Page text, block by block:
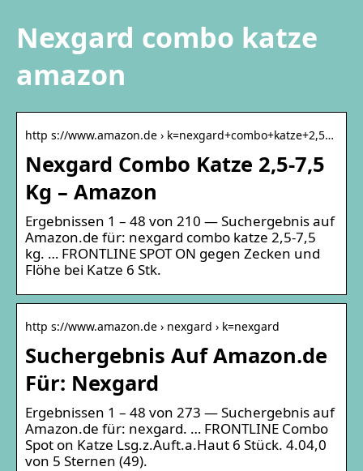
Nexgard combo katze
amazon
http s://www.amazon.de › k=nexgard+combo+katze+2,5…
Nexgard Combo Katze 2,5-7,5
Kg – Amazon
Ergebnissen 1 – 48 von 210 — Suchergebnis auf
Amazon.de für: nexgard combo katze 2,5-7,5
kg. … FRONTLINE SPOT ON gegen Zecken und
Flöhe bei Katze 6 Stk.
http s://www.amazon.de › nexgard › k=nexgard
Suchergebnis Auf Amazon.de
Für: Nexgard
Ergebnissen 1 – 48 von 273 — Suchergebnis auf
Amazon.de für: nexgard. … FRONTLINE Combo
Spot on Katze Lsg.z.Auft.a.Haut 6 Stück. 4.04,0
von 5 Sternen (49).